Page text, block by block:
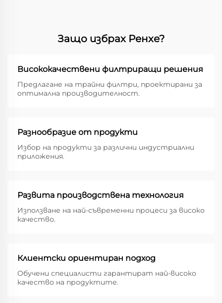
Защо избрах Ренхе?
Висококачествени филтриращи решения
Предлагане на трайни филтри, проектирани за
оптимална производителност.
Разнообразие от продукти
Избор на продукти за различни индустриални
приложения.
Развита производствена технология
Използване на най-съвременни процеси за високо
качество.
Клиентски ориентиран подход
Обучени специалисти гарантират най-високо
качество на продуктите.